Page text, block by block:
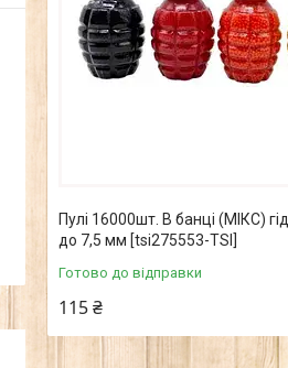
Пулі 16000шт. В банці (МІКС)
до 7,5 мм [tsi275553-TSI]
Готово до відправки
115 ₴